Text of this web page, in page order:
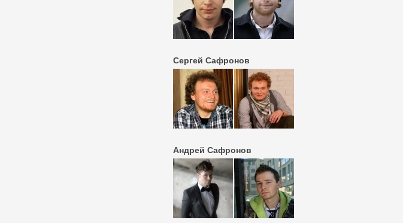
Сергей Сафронов
Андрей Сафронов